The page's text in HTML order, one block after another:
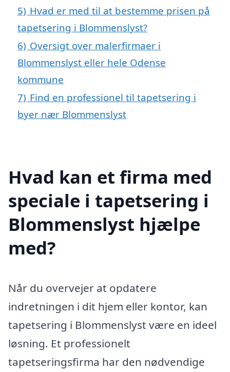
5) Hvad er med til at bestemme prisen på
tapetsering i Blommenslyst?
6) Oversigt over malerfirmaer i
Blommenslyst eller hele Odense
kommune
7) Find en professionel til tapetsering i
byer nær Blommenslyst
Hvad kan et firma med
speciale i tapetsering i
Blommenslyst hjælpe
med?
Når du overvejer at opdatere
indretningen i dit hjem eller kontor, kan
tapetsering i Blommenslyst være en ideel
løsning. Et professionelt
tapetseringsfirma har den nødvendige